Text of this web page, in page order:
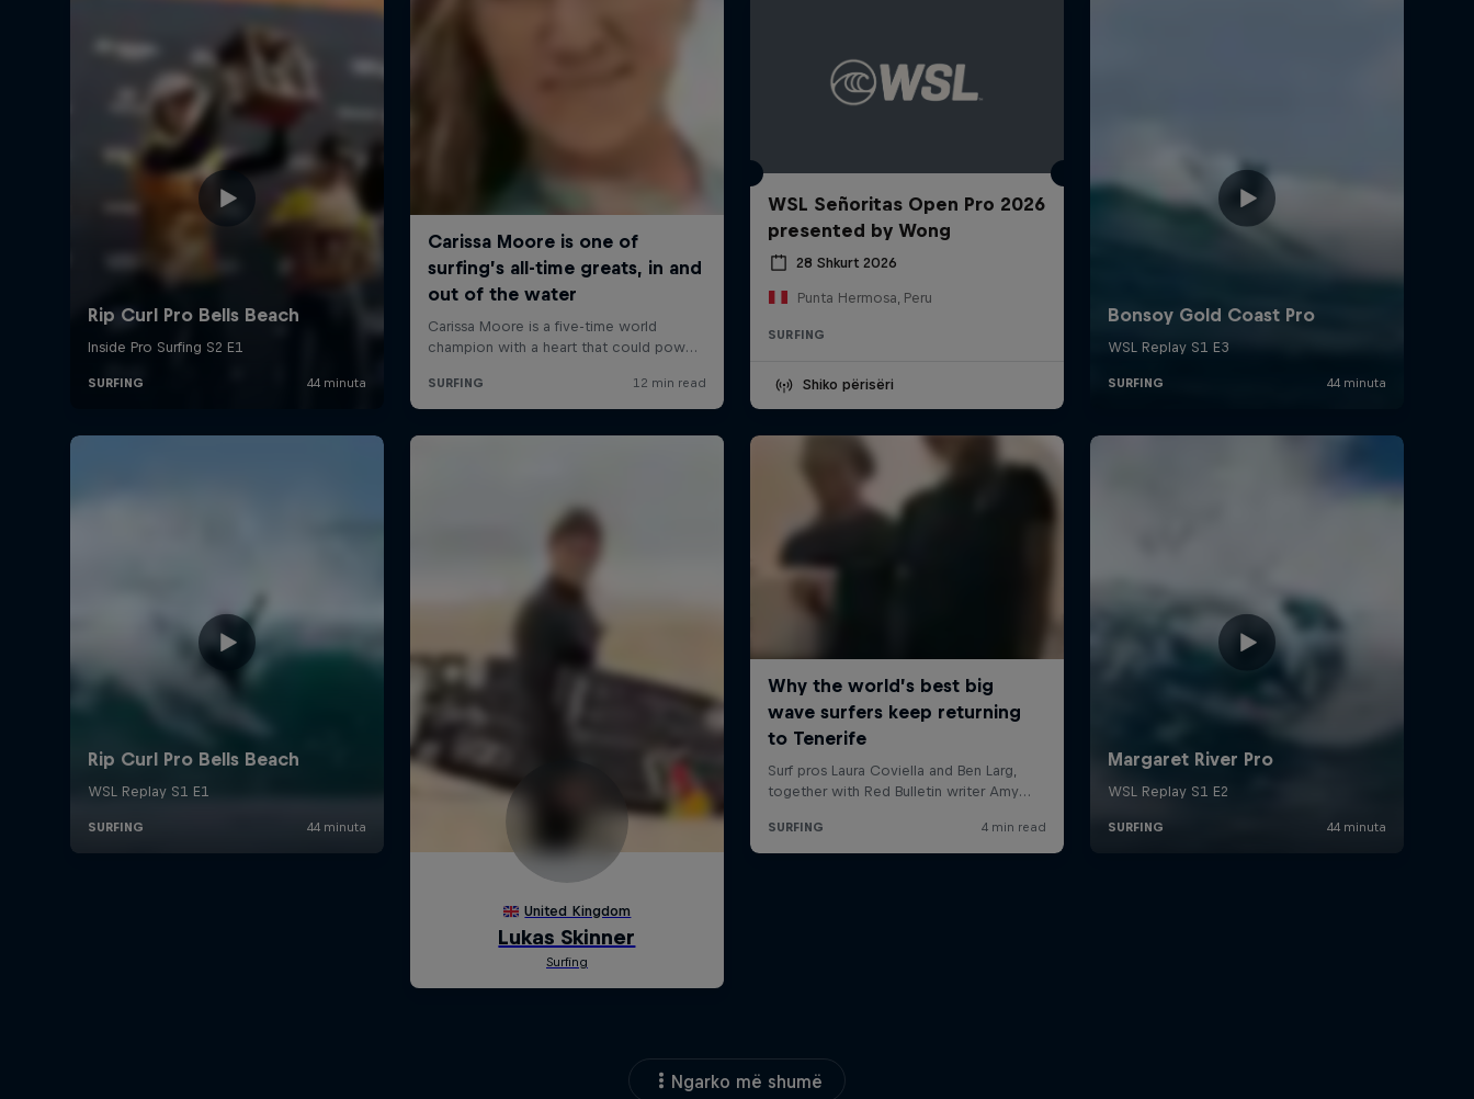
WSL Señoritas Open Pro 2026
presented by Wong
28 Shkurt 2026
Punta Hermosa, Peru
SURFING
Shiko përisëri
Ngarko më shumë